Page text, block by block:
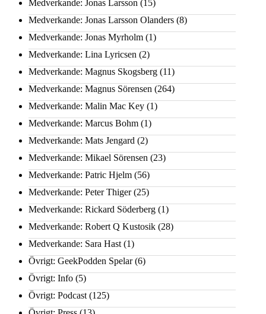
Medverkande: Jonas Larsson (15)
Medverkande: Jonas Larsson Olanders (8)
Medverkande: Jonas Myrholm (1)
Medverkande: Lina Lyricsen (2)
Medverkande: Magnus Skogsberg (11)
Medverkande: Magnus Sörensen (264)
Medverkande: Malin Mac Key (1)
Medverkande: Marcus Bohm (1)
Medverkande: Mats Jengard (2)
Medverkande: Mikael Sörensen (23)
Medverkande: Patric Hjelm (56)
Medverkande: Peter Thiger(25)
Medverkande: Rickard Söderberg (1)
Medverkande: Robert Q Kustosik (28)
Medverkande: Sara Hast (1)
Övrigt: GeekPodden Spelar(6)
Övrigt: Info (5)
Övrigt: Podcast (125)